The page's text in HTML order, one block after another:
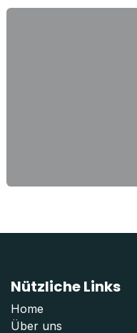
Nützliche Links
Home
Über uns